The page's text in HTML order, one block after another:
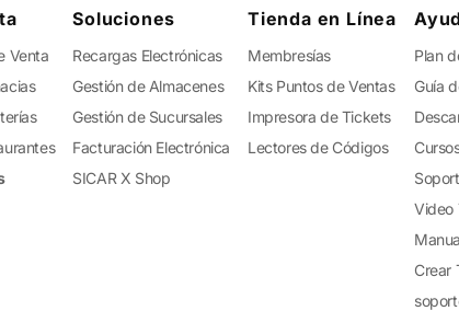
Venta
Soluciones
Recargas Electrónicas
Gestión de Almacenes
Gestión de Sucursales
Facturación Electrónica
SICAR X Shop
Tienda en Línea
Membresías
Kits Puntos de Ventas
Impresora de Tickets
Lectores de Códigos
Plan
Guía
Video
Crear